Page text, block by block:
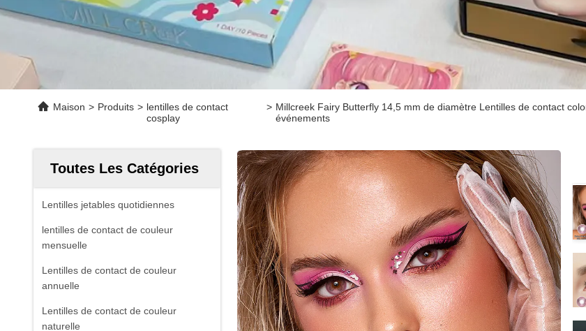
Maison > Produits > lentilles de contact
cosplay
> Millcreek Fairy Butterfly 14,5 mm de diamètre Lentilles de contact
événements
Toutes Les Catégories
Lentilles jetables quotidiennes
lentilles de contact de couleur
mensuelle
Lentilles de contact de couleur
annuelle
Lentilles de contact de couleur
naturelle